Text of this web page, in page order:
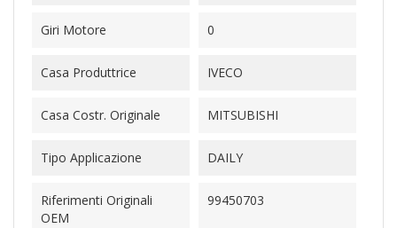
Giri Motore 0
Casa Produttrice IVECO
Casa Costr. Originale MITSUBISHI
Tipo Applicazione DAILY
Riferimenti Originali
OEM
99450703